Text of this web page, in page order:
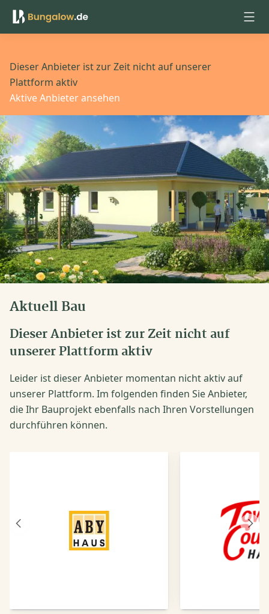
Dieser Anbieter ist zur Zeit nicht auf unserer
Plattform aktiv
Aktive Anbieter ansehen
Aktuell Bau
Dieser Anbieter ist zur Zeit nicht auf
unserer Plattform aktiv
Leider ist dieser Anbieter momentan nicht aktiv auf
unserer Plattform. Im folgenden finden Sie Anbieter,
die Ihr Bauprojekt ebenfalls nach Ihren Vorstellungen
durchführen können.